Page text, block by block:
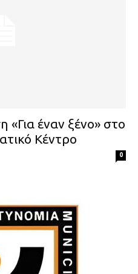
έναν ξένο» στο
Κέντρο
0